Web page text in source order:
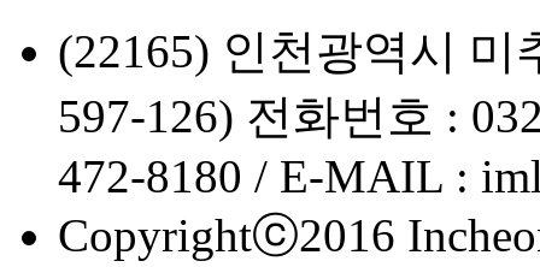
(22165) 인천광역시 미
597-126) 전화번호 :
472-8180 / E-MAIL :
Copyrightⓒ2016